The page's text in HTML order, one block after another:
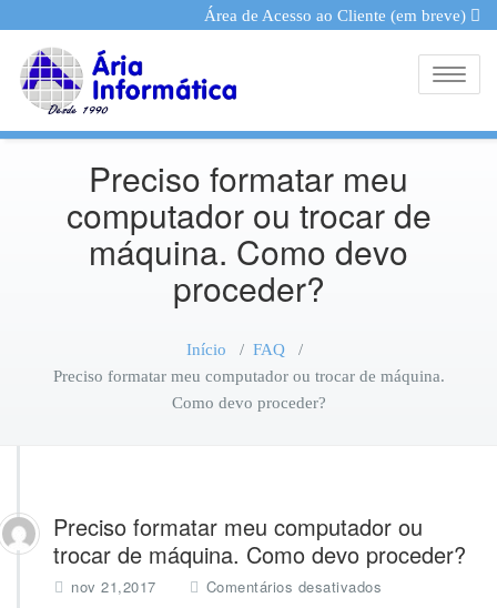
Área de Acesso ao Cliente (em breve)
Preciso formatar meu
computador ou trocar de
máquina. Como devo
proceder?
Início / FAQ/
Preciso formatar meu computador ou trocar de máquina.
Como devo proceder?
Preciso formatar meu computador ou
trocar de máquina. Como devo proceder?
nov 21,2017 Comentários desativados